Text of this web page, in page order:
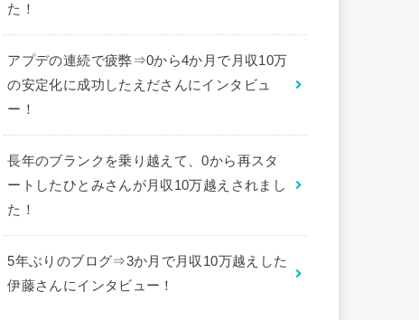
た！
アプデの連続で疲弊⇒0から4か月で月収10万
の安定化に成功したえださんにインタビュ
ー！
長年のブランクを乗り越えて、0から再スタ
ートしたひとみさんが月収10万越えされまし
た！
5年ぶりのブログ⇒3か月で月収10万越えした
伊藤さんにインタビュー！